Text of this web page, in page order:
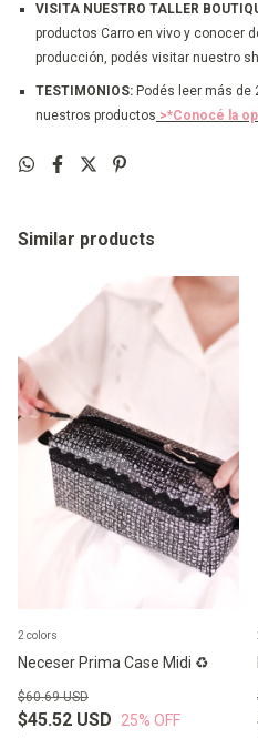
VISITA NUESTRO TALLER
productos Carro en vivo y conocer
producción, podés visitar nuestro
TESTIMONIOS: Podés leer más de
nuestros productos >*Conocé la
Similar products
Neceser Prima Case Midi ♻️
$45.52 USD
$60.69 USD
25% OFF
2 colors